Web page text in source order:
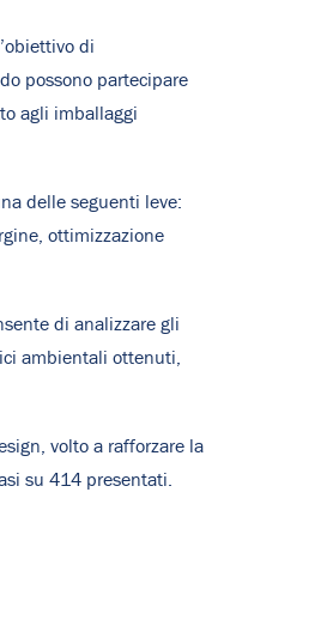
di
possono partecipare
agli imballaggi
delle seguenti leve:
ottimizzazione
di analizzare gli
ambientali ottenuti,
volto a rafforzare la
su 414 presentati.